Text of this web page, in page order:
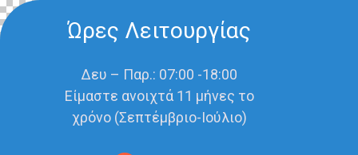
Ώρες Λειτουργίας
Δευ – Παρ.: 07:00 -18:00
Είμαστε ανοιχτά 11 μήνες το
χρόνο (Σεπτέμβριο-Ιούλιο)